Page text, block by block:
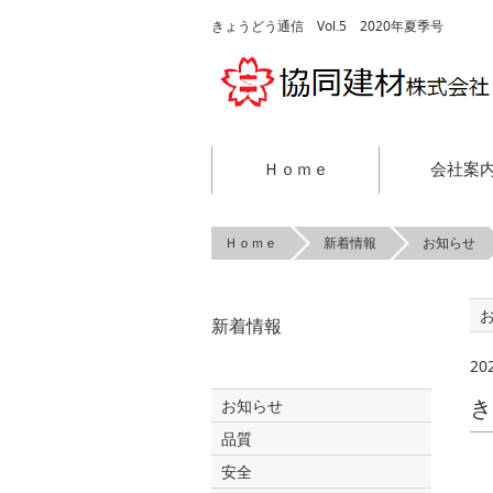
きょうどう通信 Vol.5 2020年夏季号
Ｈｏｍｅ 会社案
Ｈｏｍｅ 新着情報 お知らせ
新着情報
お知らせ
品質
安全